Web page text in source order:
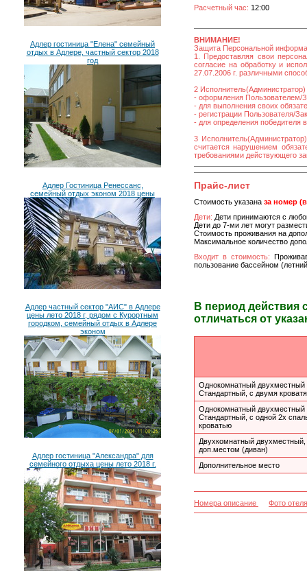
Адлер гостиница "Елена" семейный
отдых в Адлере, частный сектор 2018
год
Адлер Гостиница Ренессанс,
семейный отдых эконом 2018 цены
Адлер частный сектор "АИС" в Адлере
цены лето 2018 г, рядом с Курортным
городком, семейный отдых в Адлере
эконом
Адлер гостиница "Александра" для
семейного отдыха цены лето 2018 г.
Расчетный час: 12:00
ВНИМАНИЕ!
Защита Персональной
1. Предоставляя свои
согласие на обработку и
27.07.2006 г. различными
2
- оформления Пользователем/
- для выполнения своих
- регистрации Пользователя/
- для определения победителя
3
считается нарушением
требованиями действующего
Прайс-лист
Стоимость указана за номер
Дети: Дети принимаются с
Дети до 7-ми лет могут
Стоимость проживания на
Максимальное количество
Входит в стоимость:
пользование бассейном
В период действия
отличаться от
Однокомнатный двухместный
Стандартный, с двумя
Однокомнатный двухместный
Стандартный, с одной 2х
кроватью
Двухкомнатный двухместный,
доп.местом (диван)
Дополнительное место
Номера описание Фото отеля